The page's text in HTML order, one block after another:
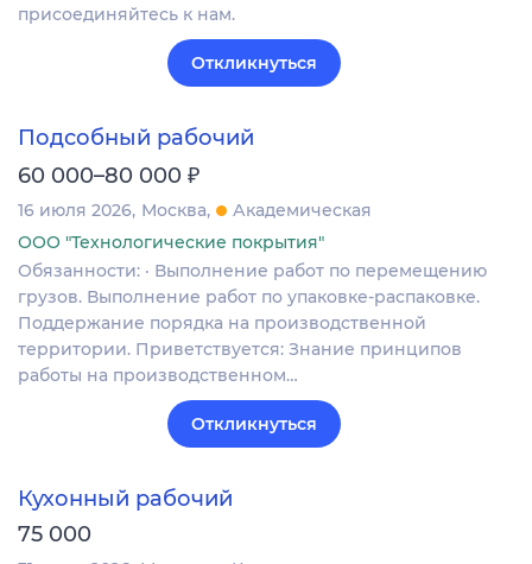
присоединяйтесь к нам.
Откликнуться
Подсобный рабочий
60 000–80 000 ₽
16 июля 2026 Москва
Академическая
ООО "Технологические покрытия"
Обязанности: · Выполнение работ по перемещению
грузов. Выполнение работ по упаковке-распаковке.
Поддержание порядка на производственной
территории. Приветствуется: Знание принципов
работы на производственном…
Откликнуться
Кухонный рабочий
75 000